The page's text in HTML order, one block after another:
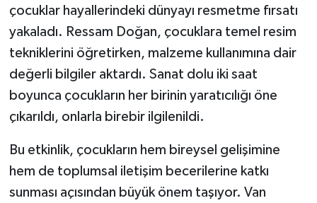
çocuklar hayallerindeki dünyayı resmetme fırsatı
yakaladı. Ressam Doğan, çocuklara temel resim
tekniklerini öğretirken, malzeme kullanımına dair
değerli bilgiler aktardı. Sanat dolu iki saat
boyunca çocukların her birinin yaratıcılığı öne
çıkarıldı, onlarla birebir ilgilenildi.
Bu etkinlik, çocukların hem bireysel gelişimine
hem de toplumsal iletişim becerilerine katkı
sunması açısından büyük önem taşıyor. Van